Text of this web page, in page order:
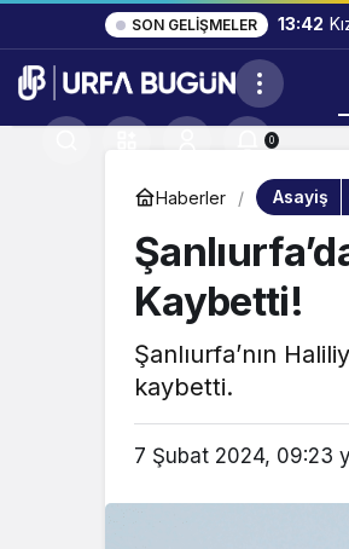
SON GELIŞMELER 13:42
0
Haberler Asayiş
Kaybetti!
Şanlıurfa’nın
kaybetti.
7 Şubat 2024, 09:23